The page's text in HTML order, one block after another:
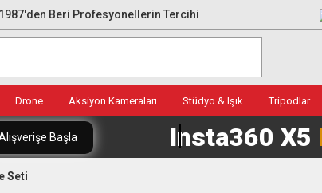
1987'den Beri Profesyonellerin Tercihi
Drone Aksiyon Kameraları Stüdyo & Işık Tripodlar
Başla Insta360 X5
Seti